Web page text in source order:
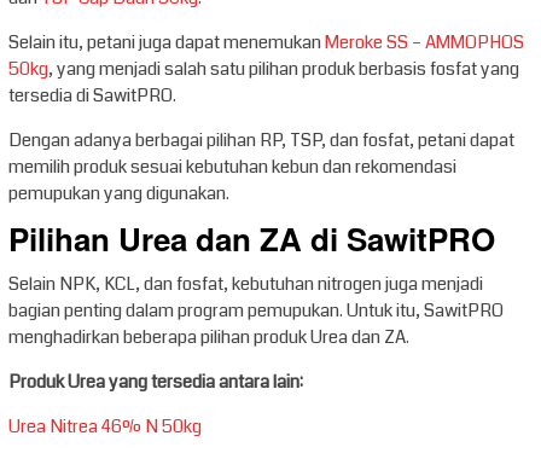
Selain itu, petani juga dapat menemukanMeroke SS – AMMOPHOS
50kg, yang menjadi salah satu pilihan produk berbasis fosfat yang
tersedia di SawitPRO.
Dengan adanya berbagai pilihan RP, TSP, dan fosfat, petani dapat
memilih produk sesuai kebutuhan kebun dan rekomendasi
pemupukan yang digunakan.
Pilihan Urea dan ZA di SawitPRO
Selain NPK, KCL, dan fosfat, kebutuhan nitrogen juga menjadi
bagian penting dalam program pemupukan. Untuk itu, SawitPRO
menghadirkan beberapa pilihan produk Urea dan ZA.
Produk Urea yang tersedia antara lain:
Urea Nitrea 46% N 50kg